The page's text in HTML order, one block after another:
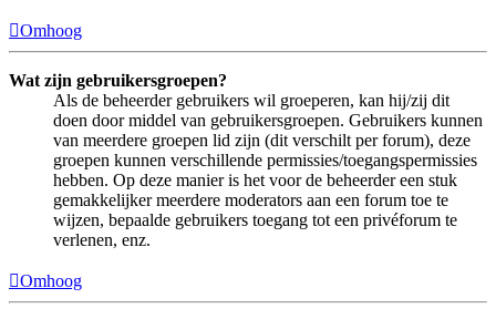
Omhoog
Wat zijn gebruikersgroepen?
Als de beheerder gebruikers wil groeperen, kan hij/zij dit
doen door middel van gebruikersgroepen. Gebruikers kunnen
van meerdere groepen lid zijn (dit verschilt per forum), deze
groepen kunnen verschillende permissies/toegangspermissies
hebben. Op deze manier is het voor de beheerder een stuk
gemakkelijker meerdere moderators aan een forum toe te
wijzen, bepaalde gebruikers toegang tot een privéforum te
verlenen, enz.
Omhoog